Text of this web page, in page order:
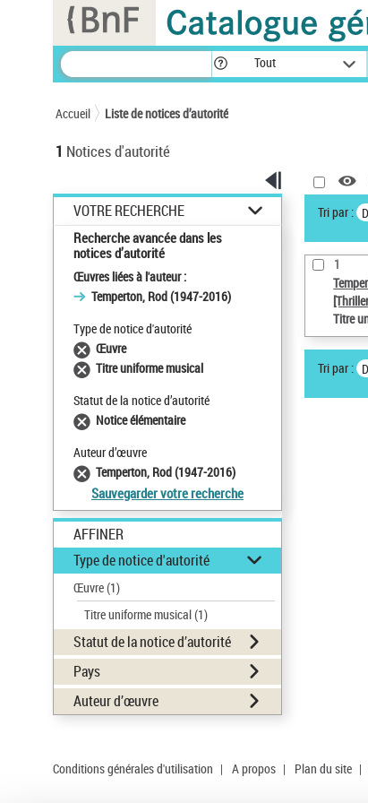
Tout
Accueil Liste de notices d’autorité
1 Notices d'autorité
VOTRE RECHERCHE
Recherche avancée dans les
notices d’autorité
Œuvres liées à l'auteur :
Temperton, Rod (1947-2016)
Type de notice d'autorité
Œuvre
Titre uniforme musical
Statut de la notice d’autorité
Notice élémentaire
Auteur d’œuvre
Temperton, Rod (1947-2016)
Sauvegarder votre recherche
AFFINER
Type de notice d'autorité
Œuvre(1)
Titre uniforme musical(1)
Statut de la notice d’autorité
Pays
Auteur d’œuvre
Tri par :
1
Titre
Tri par :
Conditions générales d'utilisation | A propos | Plan du site |
Panneau de gestion des cookies